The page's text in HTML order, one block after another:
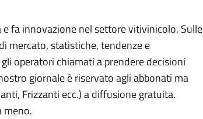
fa innovazione nel settore vitivinicolo. Sulle
mercato, statistiche, tendenze e
operatori chiamati a prendere decisioni
giornale è riservato agli abbonati ma
Frizzanti ecc.) a diffusione gratuita.
meno.